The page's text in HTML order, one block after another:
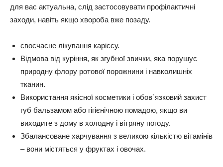
для вас актуальна, слід застосовувати профілактичні
заходи, навіть якщо хвороба вже позаду.
своєчасне лікування карієсу.
Відмова від куріння, як згубної звички, яка порушує
природну флору ротової порожнини і навколишніх
тканин.
Використання якісної косметики і обов`язковий захист
губ бальзамом або гігієнічною помадою, якщо ви
виходите з дому в холодну і вітряну погоду.
Збалансоване харчування з великою кількістю вітамінів
– вони містяться у фруктах і овочах.